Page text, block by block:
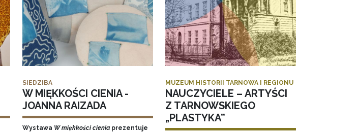
SIEDZIBA
W MIĘKKOŚCI CIENIA -
JOANNA RAIZADA
Wystawa W miękkości cieniaprezentuje
MUZEUM HISTORII TARNOWA I REGIONU
NAUCZYCIELE – ARTYŚCI
Z TARNOWSKIEGO
„PLASTYKA”